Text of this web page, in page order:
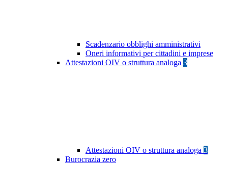
Scadenzario obblighi amministrativi
Oneri informativi per cittadini e imprese
Attestazioni OIV o struttura analoga 3
Attestazioni OIV o struttura analoga 3
Burocrazia zero